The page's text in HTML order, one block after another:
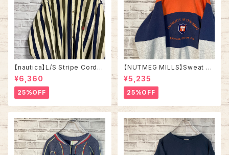
【nautica】L/S Stripe Cordur
oy Shirt L 90s ノーティカ スト
ライプ コーデュロイ シャツ ボタ
ンダウン 長袖 ワンポイントロゴ
刺繍ロゴ 旧タグ USA アメリカ
古着
¥6,360
25%OFF
【NUTMEG MILLS】Sweat XL
Made in USA 90s “UNIVER
SITY OF TENNESSEE” vinta
ge ナツメグミルズ カレッジモノ
カレッジロゴ テネシー大学 スウ
ェット トレーナー ヴィンテージ
アメリカ USA 古着
¥5,235
25%OFF